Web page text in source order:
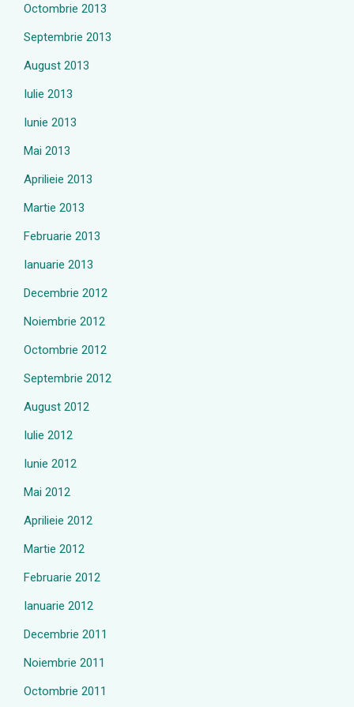
Octombrie 2013
Septembrie 2013
August 2013
Iulie 2013
Iunie 2013
Mai 2013
Aprilieie 2013
Martie 2013
Februarie 2013
Ianuarie 2013
Decembrie 2012
Noiembrie 2012
Octombrie 2012
Septembrie 2012
August 2012
Iulie 2012
Iunie 2012
Mai 2012
Aprilieie 2012
Martie 2012
Februarie 2012
Ianuarie 2012
Decembrie 2011
Noiembrie 2011
Octombrie 2011